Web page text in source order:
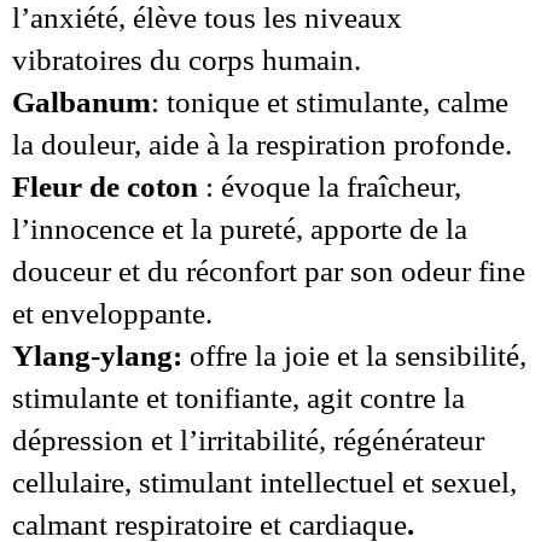
l’anxiété, élève tous les niveaux
vibratoires du corps humain.
Galbanum: tonique et stimulante, calme
la douleur, aide à la respiration profonde.
Fleur de coton : évoque la fraîcheur,
l’innocence et la pureté, apporte de la
douceur et du réconfort par son odeur fine
et enveloppante.
Ylang-ylang: offre la joie et la sensibilité,
stimulante et tonifiante, agit contre la
dépression et l’irritabilité, régénérateur
cellulaire, stimulant intellectuel et sexuel,
calmant respiratoire et cardiaque.